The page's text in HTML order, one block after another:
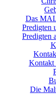
Das
Predigten
Predigten
Kontakt
Die